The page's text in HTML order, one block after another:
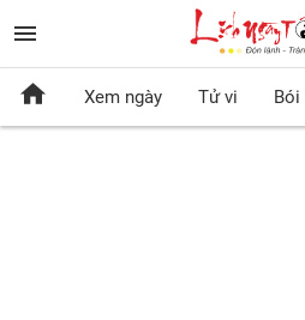
Xem ngày Tử vi Bói